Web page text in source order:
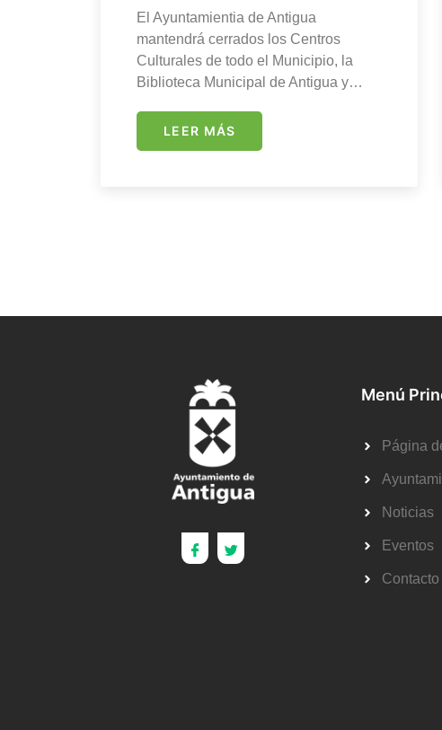
El Ayuntamientia de Antigua
mantendrá cerrados los Centros
Culturales de todo el Municipio, la
Biblioteca Municipal de Antigua y…
LEER MÁS
Menú
Página
Noticias
Eventos
Contacto